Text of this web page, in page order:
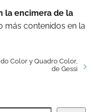
la encimera de la
más contenidos en la
Color y Quadro Color,
de Gessi